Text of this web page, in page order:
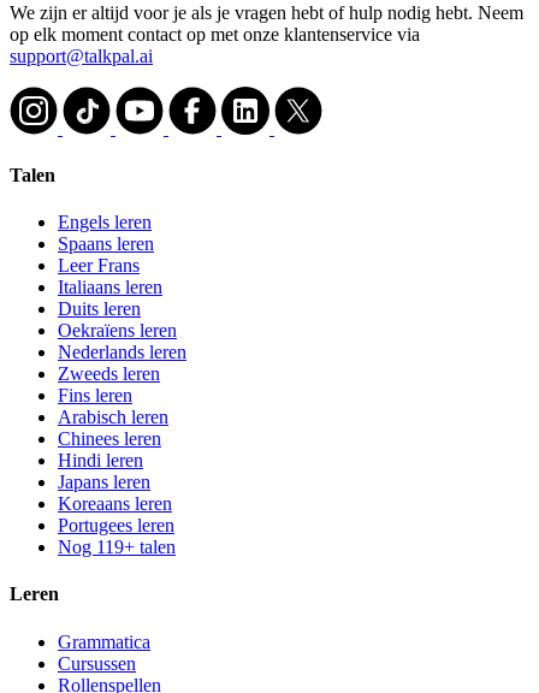
We zijn er altijd voor je als je vragen hebt of hulp nodig hebt. Neem
op elk moment contact op met onze klantenservice via
support@talkpal.ai
Talen
Engels leren
Spaans leren
Leer Frans
Italiaans leren
Duits leren
Oekraïens leren
Nederlands leren
Zweeds leren
Fins leren
Arabisch leren
Chinees leren
Hindi leren
Japans leren
Koreaans leren
Portugees leren
Nog 119+ talen
Leren
Grammatica
Cursussen
Rollenspellen